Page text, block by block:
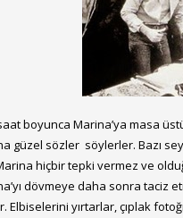
boyunca Marina’ya masa
güzel sözler söylerler. Bazı
hiçbir tepki vermez ve
dövmeye daha sonra
Elbiselerini yırtarlar, çıplak